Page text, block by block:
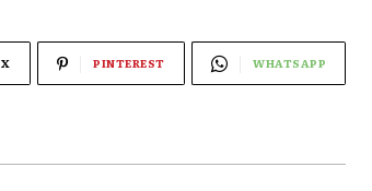
X PINTEREST WHATSAPP